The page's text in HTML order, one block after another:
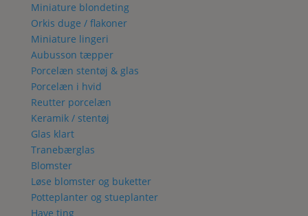
Miniature blondeting
Orkis duge / flakoner
Miniature lingeri
Aubusson tæpper
Porcelæn stentøj & glas
Porcelæn i hvid
Reutter porcelæn
Keramik / stentøj
Glas klart
Tranebærglas
Blomster
Løse blomster og buketter
Potteplanter og stueplanter
Have ting